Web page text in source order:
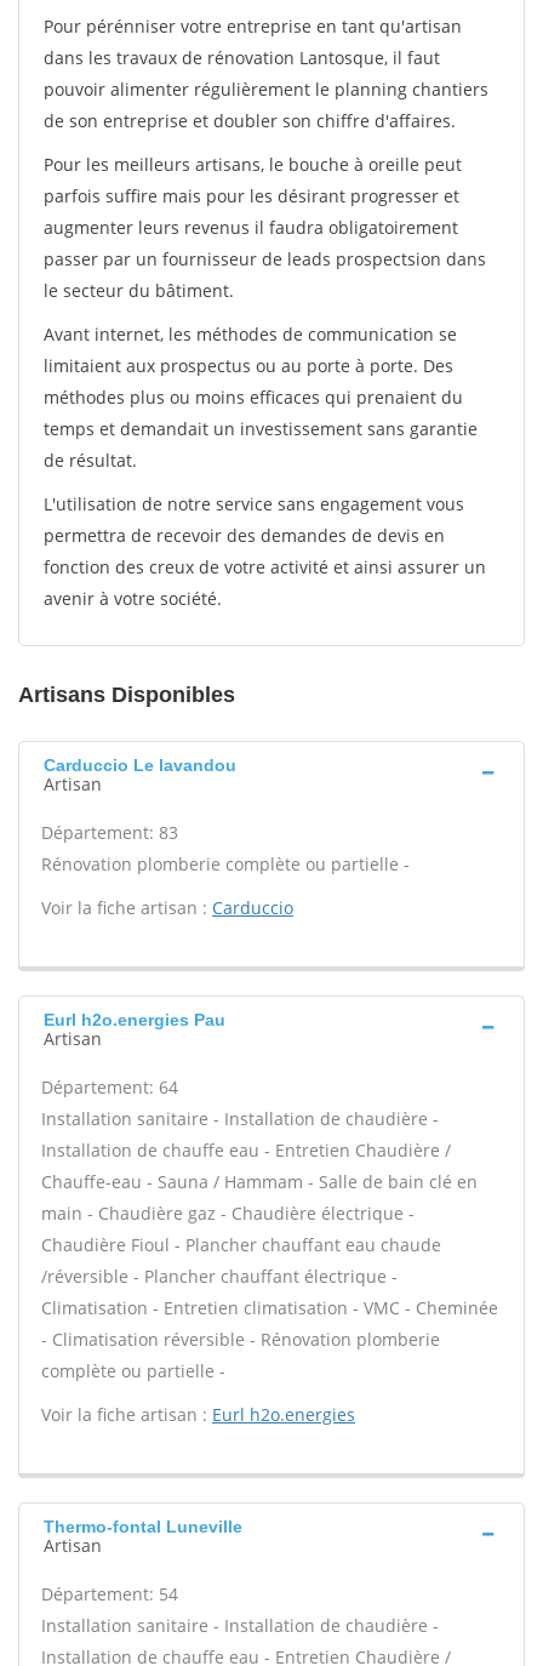
Pour pérénniser votre entreprise en tant qu'artisan
dans les travaux de rénovation Lantosque, il faut
pouvoir alimenter régulièrement le planning chantiers
de son entreprise et doubler son chiffre d'affaires.
Pour les meilleurs artisans, le bouche à oreille peut
parfois suffire mais pour les désirant progresser et
augmenter leurs revenus il faudra obligatoirement
passer par un fournisseur de leads prospectsion dans
le secteur du bâtiment.
Avant internet, les méthodes de communication se
limitaient aux prospectus ou au porte à porte. Des
méthodes plus ou moins efficaces qui prenaient du
temps et demandait un investissement sans garantie
de résultat.
L'utilisation de notre service sans engagement vous
permettra de recevoir des demandes de devis en
fonction des creux de votre activité et ainsi assurer un
avenir à votre société.
Artisans Disponibles
Carduccio Le lavandou
Artisan
Département: 83
Rénovation plomberie complète ou partielle -
Voir la fiche artisan : Carduccio
Eurl h2o.energies Pau
Artisan
Département: 64
Installation sanitaire - Installation de chaudière -
Installation de chauffe eau - Entretien Chaudière /
Chauffe-eau - Sauna / Hammam - Salle de bain clé en
main - Chaudière gaz - Chaudière électrique -
Chaudière Fioul - Plancher chauffant eau chaude
/réversible - Plancher chauffant électrique -
Climatisation - Entretien climatisation - VMC - Cheminée
- Climatisation réversible - Rénovation plomberie
complète ou partielle -
Voir la fiche artisan : Eurl h2o.energies
Thermo-fontal Luneville
Artisan
Département: 54
Installation sanitaire - Installation de chaudière -
Installation de chauffe eau - Entretien Chaudière /